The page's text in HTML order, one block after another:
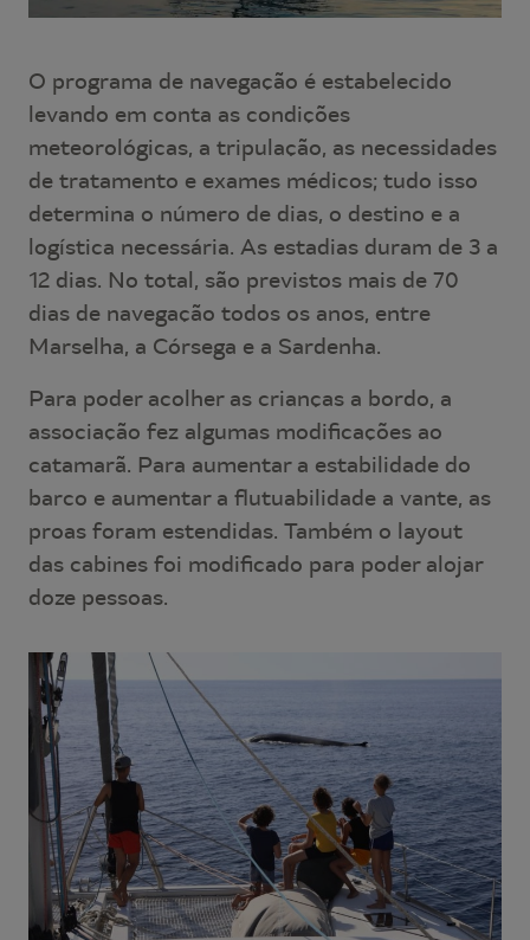
O programa de navegação é estabelecido
levando em conta as condições
meteorológicas, a tripulação, as necessidades
de tratamento e exames médicos; tudo isso
determina o número de dias, o destino e a
logística necessária. As estadias duram de 3 a
12 dias. No total, são previstos mais de 70
dias de navegação todos os anos, entre
Marselha, a Córsega e a Sardenha.
Para poder acolher as crianças a bordo, a
associação fez algumas modificações ao
catamarã. Para aumentar a estabilidade do
barco e aumentar a flutuabilidade a vante, as
proas foram estendidas. Também o layout
das cabines foi modificado para poder alojar
doze pessoas.